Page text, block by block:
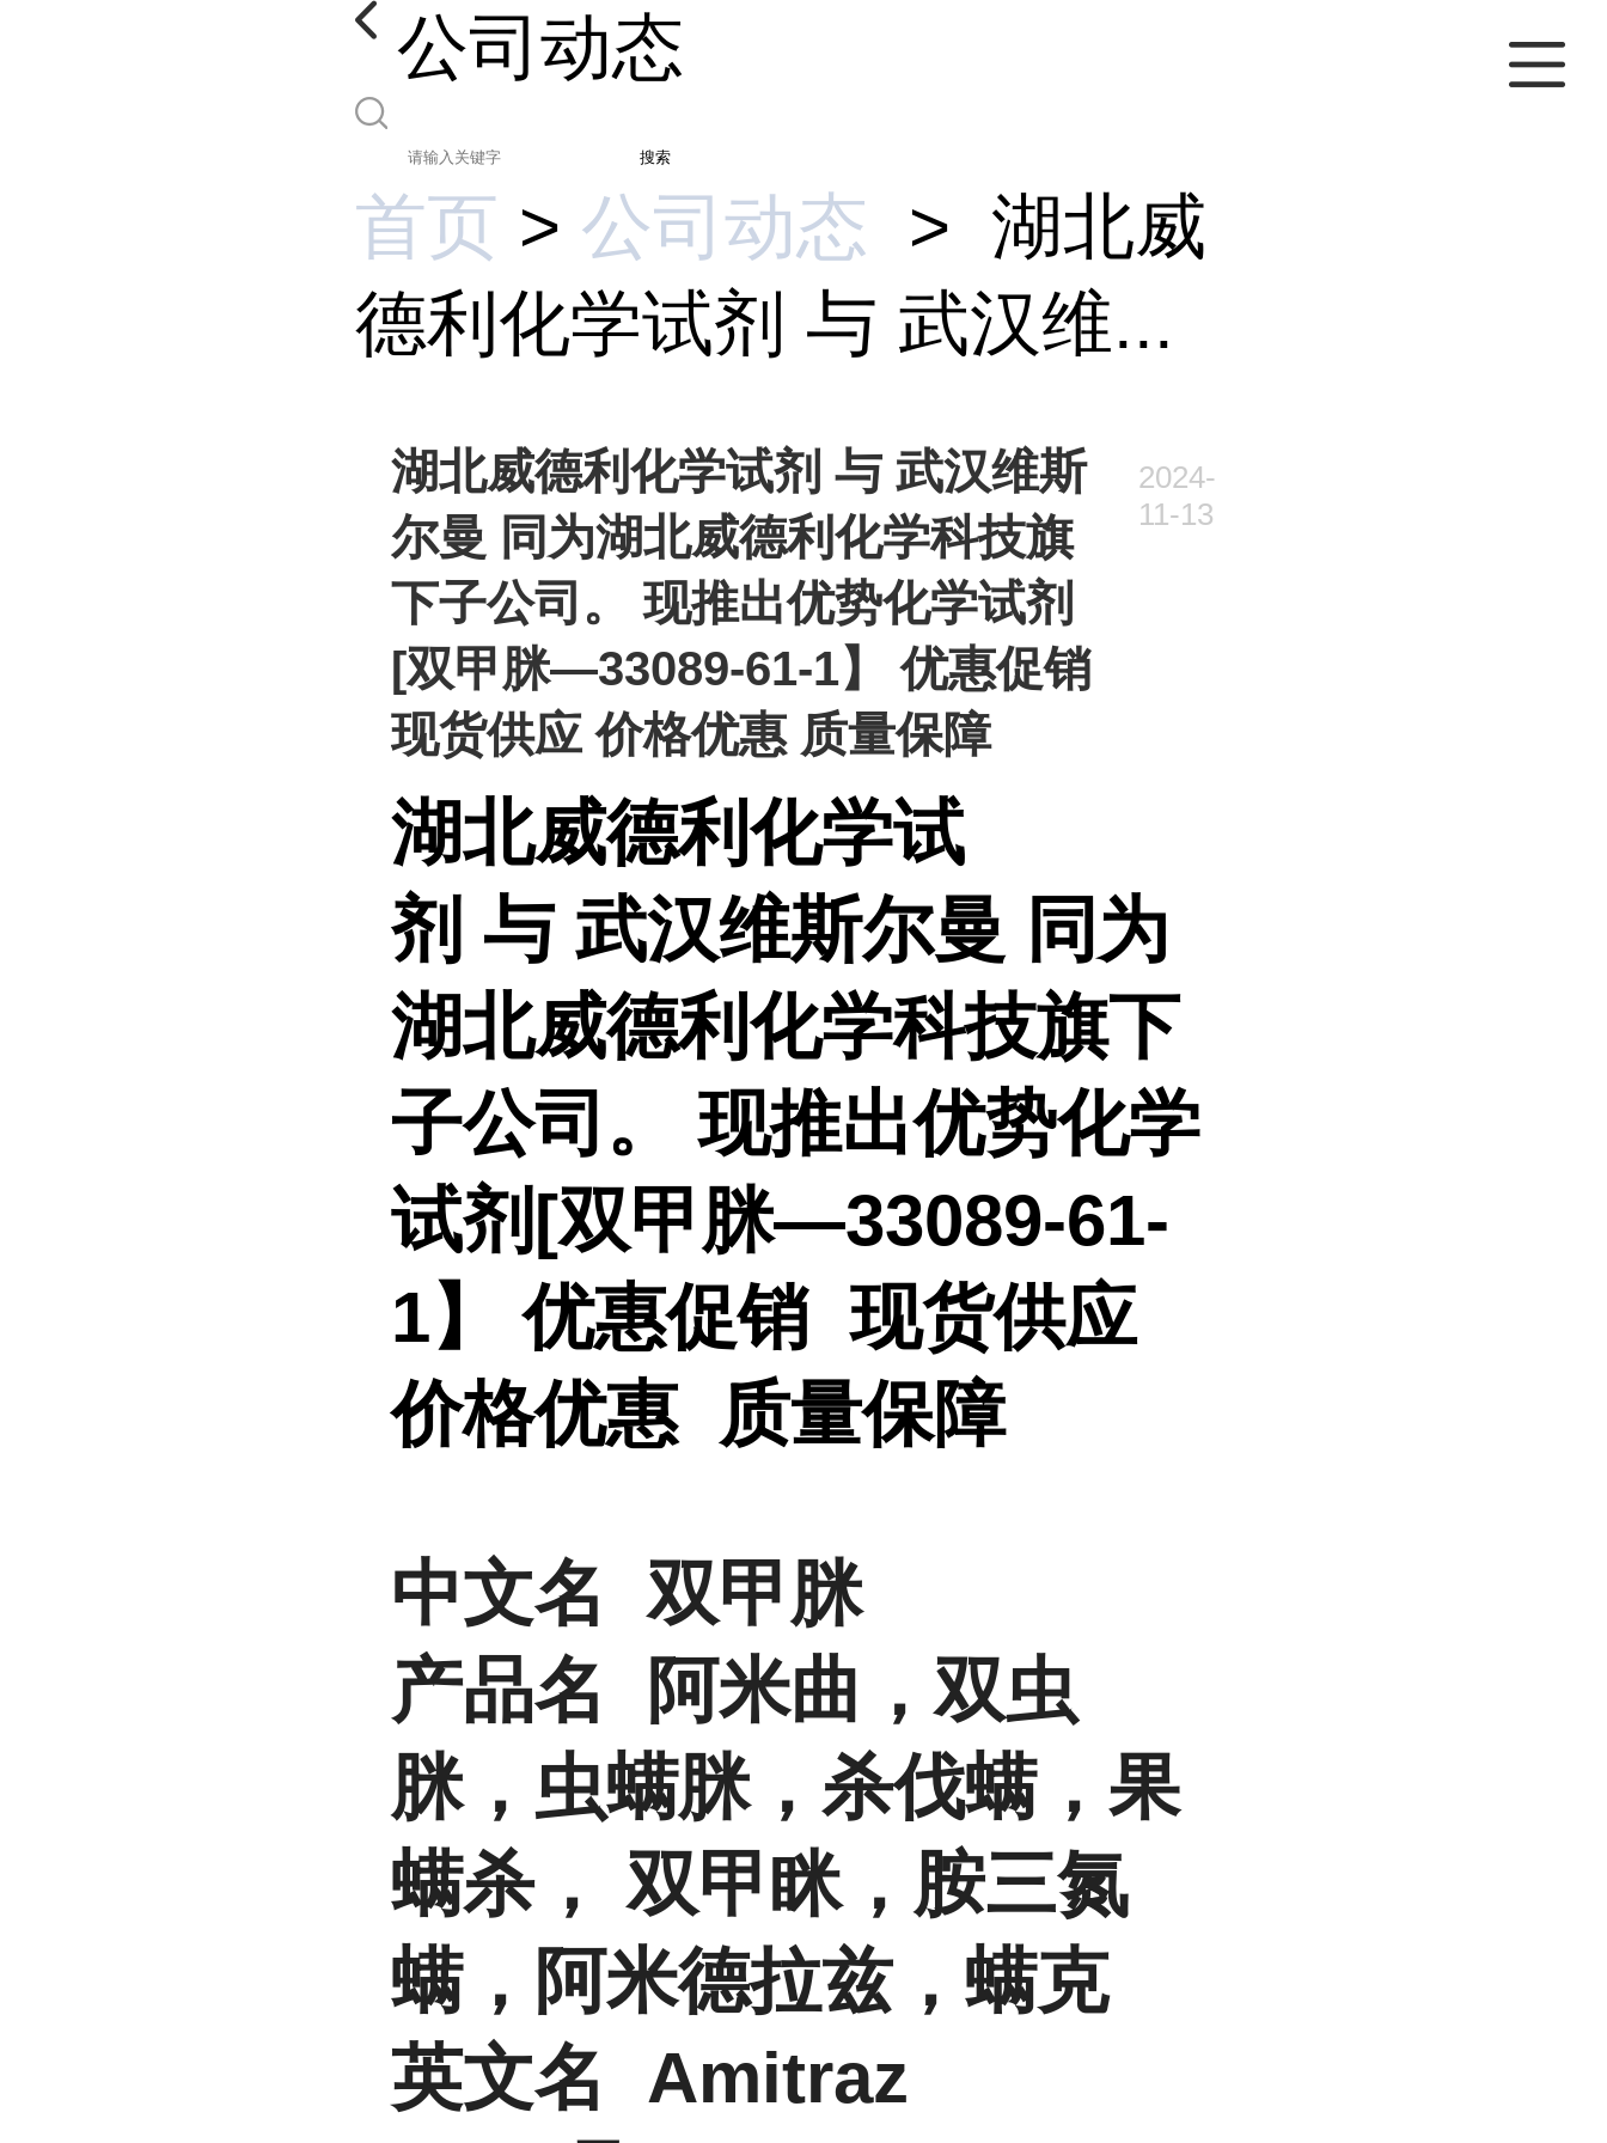
公司动态
搜索
首页 > 公司动态 > 湖北威
德利化学试剂 与 武汉维...
湖北威德利化学试剂 与 武汉维斯
尔曼 同为湖北威德利化学科技旗
下子公司。 现推出优势化学试剂
[双甲脒—33089-61-1】 优惠促销
现货供应 价格优惠 质量保障
2024-
11-13
湖北威德利化学试
剂 与 武汉维斯尔曼 同为
湖北威德利化学科技旗下
子公司。 现推出优势化学
试剂[双甲脒—33089-61-
1】 优惠促销 现货供应
价格优惠 质量保障
中文名 双甲脒
产品名 阿米曲，双虫
脒，虫螨脒，杀伐螨，果
螨杀， 双甲眯，胺三氮
螨，阿米德拉兹，螨克
英文名 Amitraz